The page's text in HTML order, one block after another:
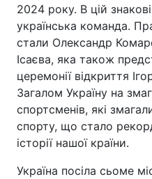
2024 року. В цій
українська команда.
стали Олександр
Ісаєва, яка також
церемонії відкриття
Загалом Україну на
спортсменів, які
спорту, що стало
історії нашої країни.
Україна посіла сьоме